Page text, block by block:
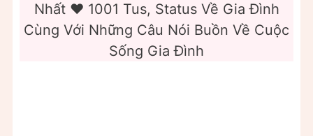
Nhất ❤️ 1001 Tus, Status Về Gia Đình
Cùng Với Những Câu Nói Buồn Về Cuộc
Sống Gia Đình